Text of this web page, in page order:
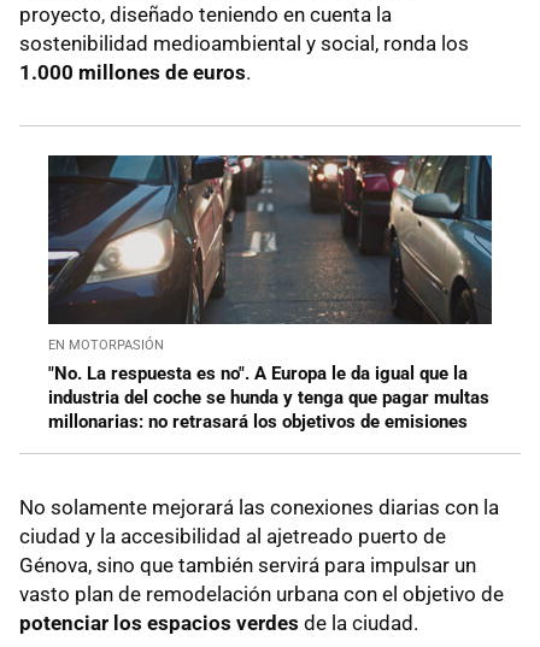
proyecto, diseñado teniendo en cuenta la
sostenibilidad medioambiental y social, ronda los
1.000 millones de euros.
EN MOTORPASIÓN
"No. La respuesta es no". A Europa le da igual que la
industria del coche se hunda y tenga que pagar multas
millonarias: no retrasará los objetivos de emisiones
No solamente mejorará las conexiones diarias con la
ciudad y la accesibilidad al ajetreado puerto de
Génova, sino que también servirá para impulsar un
vasto plan de remodelación urbana con el objetivo de
potenciar los espacios verdes de la ciudad.